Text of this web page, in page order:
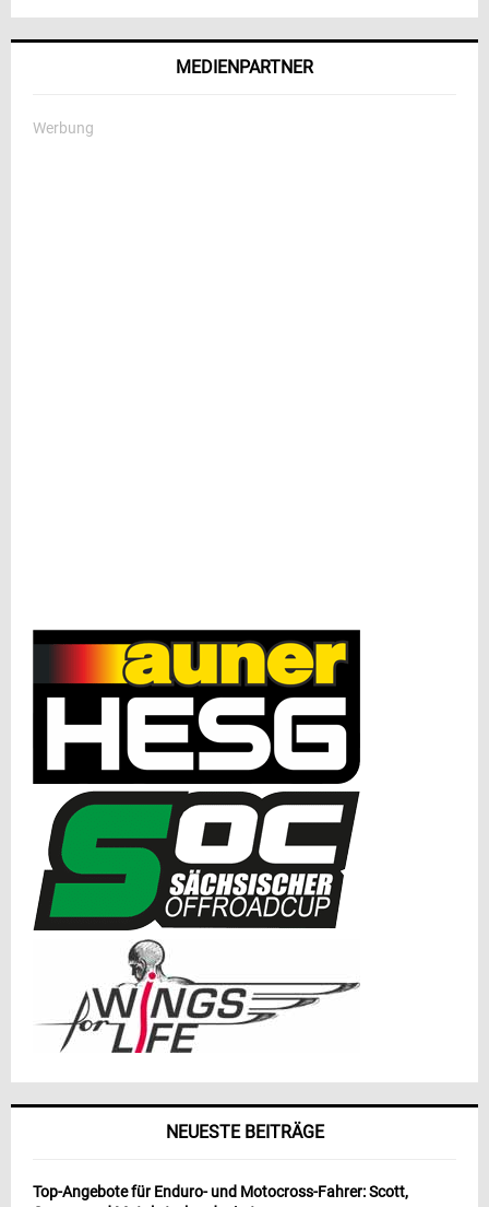
MEDIENPARTNER
Werbung
NEUESTE BEITRÄGE
Top-Angebote für Enduro- und Motocross-Fahrer: Scott,